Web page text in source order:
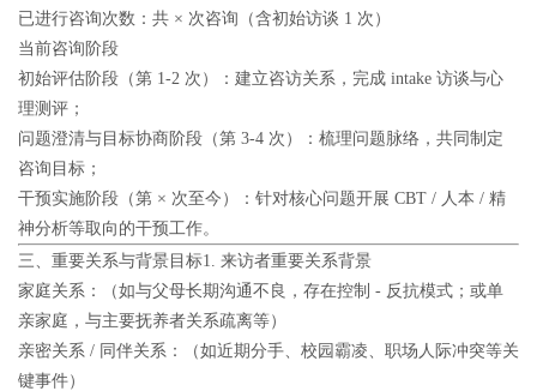
已进行咨询次数 ：共 × 次咨询（含初始访谈 1 次）
当前咨询阶段
初始评估阶段（第 1-2 次）：建立咨访关系，完成 intake 访谈与心
理测评；
问题澄清与目标协商阶段（第 3-4 次）：梳理问题脉络，共同制定
咨询目标；
干预实施阶段（第 × 次至今）：针对核心问题开展 CBT / 人本 / 精
神分析等取向的干预工作。
三、重要关系与背景目标1. 来访者重要关系背景
家庭关系：（如与父母长期沟通不良，存在控制 - 反抗模式；或单
亲家庭，与主要抚养者关系疏离等）
亲密关系 / 同伴关系：（如近期分手、校园霸凌、职场人际冲突等关
键事件）